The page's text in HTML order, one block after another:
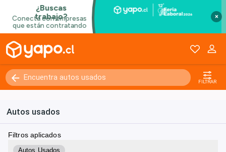
×
FILTRAR
Autos usados
Filtros aplicados
Autos Usados